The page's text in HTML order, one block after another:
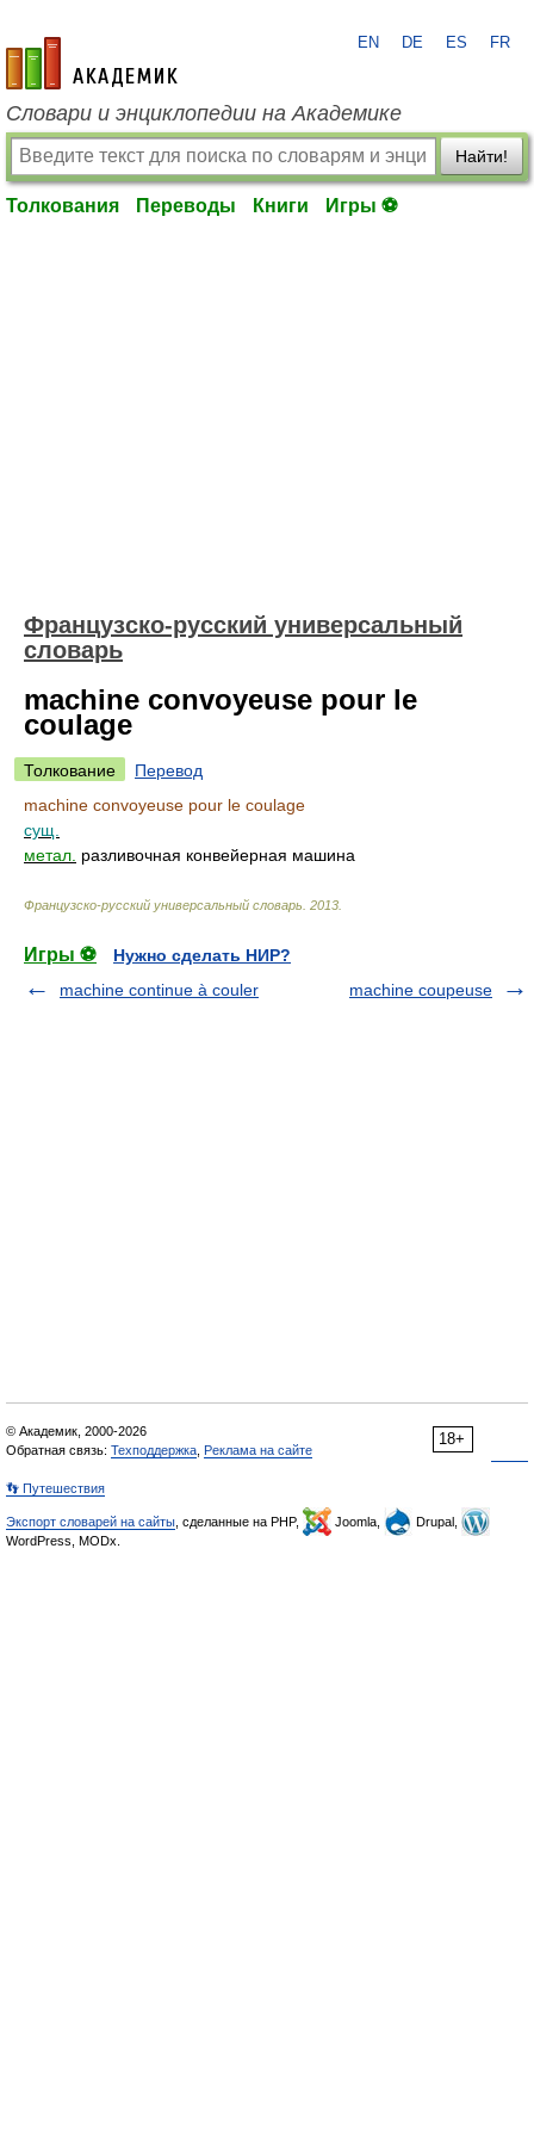
academic.ru
EN DE ES FR
Словари и энциклопедии на Академике
Найти!
Толкования Переводы Книги Игры ⚽
Французско-русский универсальный
словарь
machine convoyeuse pour le
coulage
Толкование
Перевод
machine convoyeuse pour le coulage
сущ.
метал. разливочная конвейерная машина
Французско-русский универсальный словарь 2013
Игры ⚽
Нужно сделать НИР?
machine continue à couler
machine coupeuse
18+
© Академик, 2000-2026
Обратная связь: Техподдержка Реклама на сайте
👣 Путешествия
Экспорт словарей на сайты , сделанные на PHP, Joomla,
Drupal,
WordPress, MODx.